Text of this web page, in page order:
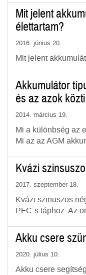
Mit jelent
élettartam?
2016. június 20.
Mit jelent
Akkumulátor
és az azok
2014. március 19.
Mi a különbség az
Mi az az AGM
Kvázi
2017. szeptember 18.
Kvázi szinuszos
PFC-s táphoz. Az
Akku csere
2020. július 10.
Akku csere